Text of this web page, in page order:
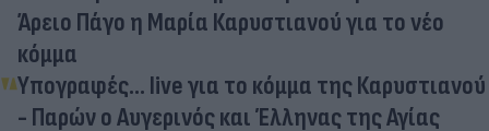
Άρειο Πάγο η Μαρία Καρυστιανού για το νέο
κόμμα
Υπογραφές... live για το κόμμα της Καρυστιανού
- Παρών ο Αυγερινός και Έλληνας της Αγίας